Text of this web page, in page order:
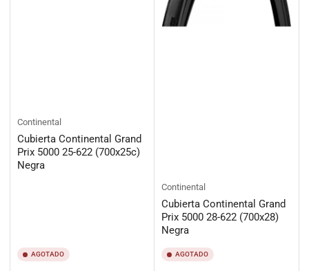
Continental
Cubierta Continental Grand
Prix 5000 25-622 (700x25c)
Negra
AGOTADO
Continental
Cubierta Continental Grand
Prix 5000 28-622 (700x28)
Negra
AGOTADO